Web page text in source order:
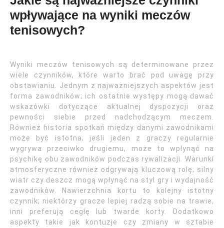
wpływające na wyniki meczów
tenisowych?
Wyniki meczów tenisowych są determinowane przez
wiele czynników, które warto brać pod uwagę przy
obstawianiu. Jednym z najważniejszych aspektów jest
forma zawodników; ich ostatnie występy mogą dawać
wskazówki dotyczące aktualnej dyspozycji oraz
pewności siebie przed nadchodzącym meczem.
Również historia spotkań między danymi zawodnikami
może być istotna; jeśli jeden z graczy regularnie
wygrywa przeciwko drugiemu, może to wpłynąć na
psychikę obu zawodników podczas rywalizacji. Warunki
atmosferyczne również odgrywają kluczową rolę; silny
wiatr czy deszcz mogą wpłynąć na styl gry i wydajność
zawodników. Nawierzchnia kortu to kolejny istotny
czynnik; niektórzy gracze lepiej radzą sobie na trawie,
inni preferują cegłę lub twarde korty. Dodatkowo
aspekty takie jak kontuzje czy zmiany w sztabie